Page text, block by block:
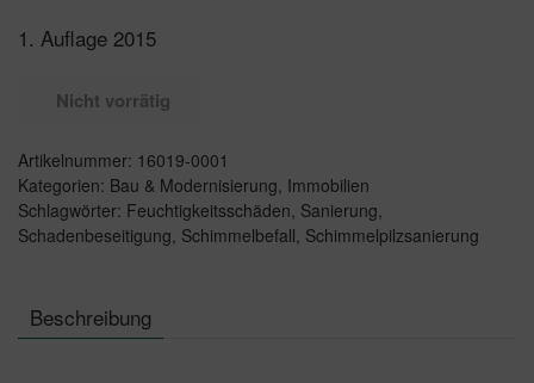
1. Auflage 2015
Nicht vorrätig
Artikelnummer: 16019-0001
Kategorien: Bau & Modernisierung Immobilien
Schlagwörter: Feuchtigkeitsschäden Sanierung
Schadenbeseitigung Schimmelbefall Schimmelpilzsanierung
Beschreibung